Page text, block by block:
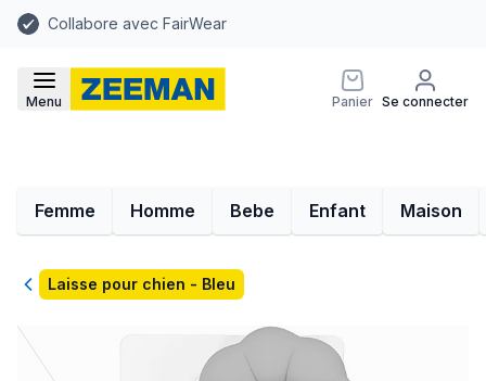
Collabore avec FairWear
Menu Panier Se connecter
Femme Homme Bebe Enfant Maison
RetourLaisse pour chien - Bleu